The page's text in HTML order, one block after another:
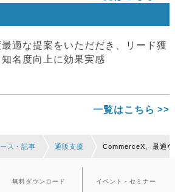
適な提案をいただだき、リード獲
名度向上に効果実感
一覧はこちら
ス・記事 通販支援 CommerceX、最適
無料ダウンロード イベント・セミナー